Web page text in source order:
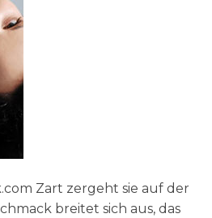
Zart zergeht sie auf der
breitet sich aus, das